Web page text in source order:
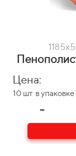
Цена:
10 шт в упаковке